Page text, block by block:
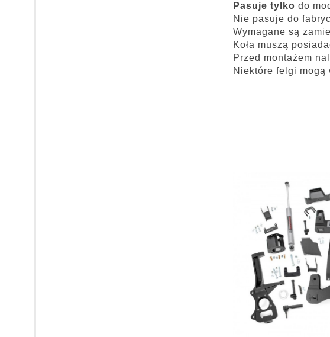
Pasuje tylko do
Nie pasuje do
Wymagane są
Koła muszą
Przed montażem
Niektóre felgi mogą